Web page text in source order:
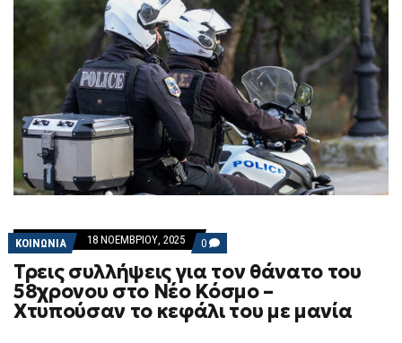
ΚΟΙΝΩΝΙΑ 18 ΝΟΕΜΒΡΊΟΥ, 2025 0 COMMENTS
ON
ΤΡΕΙΣ
ΣΥΛΛΉΨΕΙΣ
ΓΙΑ
ΤΟΝ
Τρεις συλλήψεις για τον θάνατο του
58χρονου στο Νέο Κόσμο –
Χτυπούσαν το κεφάλι του με μανία